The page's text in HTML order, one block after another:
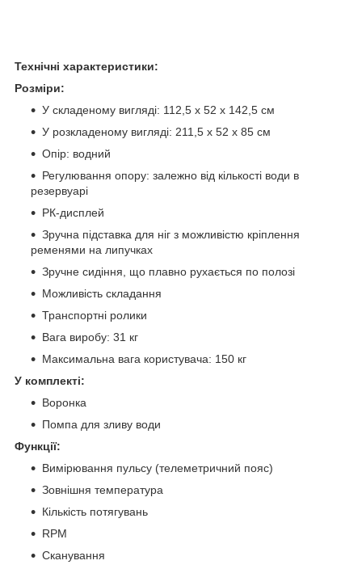
Технічні характеристики:
Розміри:
У складеному вигляді: 112,5 x 52 x 142,5 см
У розкладеному вигляді: 211,5 x 52 x 85 см
Опір: водний
Регулювання опору: залежно від кількості води в
резервуарі
РК-дисплей
Зручна підставка для ніг з можливістю кріплення
ременями на липучках
Зручне сидіння, що плавно рухається по полозі
Можливість складання
Транспортні ролики
Вага виробу: 31 кг
Максимальна вага користувача: 150 кг
У комплекті:
Воронка
Помпа для зливу води
Функції:
Вимірювання пульсу (телеметричний пояс)
Зовнішня температура
Кількість потягувань
RPM
Сканування